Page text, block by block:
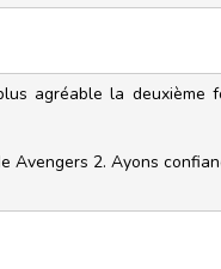
agréable la deuxième
Avengers 2. Ayons